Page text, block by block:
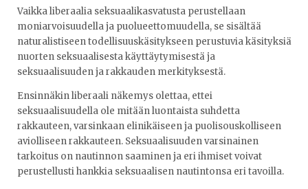
Vaikka liberaalia seksuaalikasvatusta perustellaan
moniarvoisuudella ja puolueettomuudella, se sisältää
naturalistiseen todellisuuskäsitykseen perustuvia käsityksiä
nuorten seksuaalisesta käyttäytymisestä ja
seksuaalisuuden ja rakkauden merkityksestä.
Ensinnäkin liberaali näkemys olettaa, ettei
seksuaalisuudella ole mitään luontaista suhdetta
rakkauteen, varsinkaan elinikäiseen ja puolisouskolliseen
aviolliseen rakkauteen. Seksuaalisuuden varsinainen
tarkoitus on nautinnon saaminen ja eri ihmiset voivat
perustellusti hankkia seksuaalisen nautintonsa eri tavoilla.